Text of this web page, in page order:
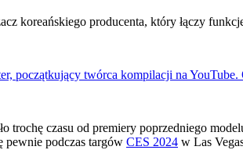
koreańskiego producenta, który łączy
początkujący twórca kompilacji na YouTube.
trochę czasu od premiery poprzedniego
pewnie podczas targów CES 2024 w Las